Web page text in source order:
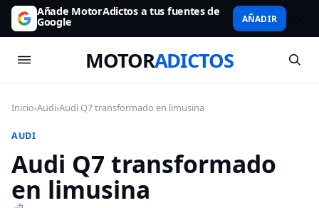
Añade MotorAdictos a tus fuentes de
Google AÑADIR
MOTORADICTOS
Inicio›Audi›Audi Q7 transformado en limusina
AUDI
Audi Q7 transformado
en limusina